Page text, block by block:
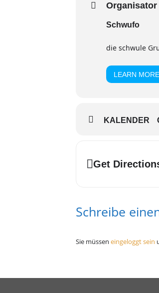
Organisator
Schwufo
die schwule
LEARN MORE
KALENDER
Get
Schreibe
Sie müssen eingeloggt sein